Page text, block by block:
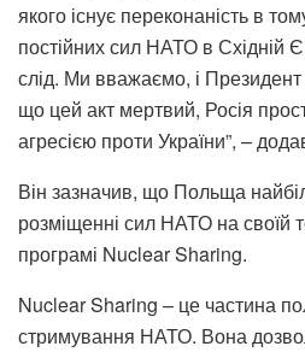
якого існує переконаність в
постійних сил НАТО в Східній
слід. Ми вважаємо, і
що цей акт мертвий, Росія
агресією проти України”, –
Він зазначив, що Польща
розміщенні сил НАТО на своїй
програмі Nuclear Sharing.
Nuclear Sharing – це частина
стримування НАТО. Вона